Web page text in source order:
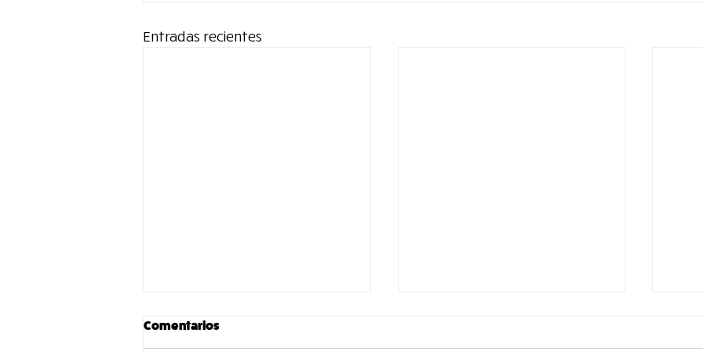
Entradas recientes
Comentarios